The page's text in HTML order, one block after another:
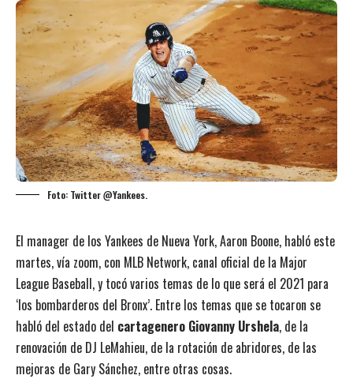
Foto: Twitter @Yankees.
El manager de los Yankees de Nueva York, Aaron Boone, habló este
martes, vía zoom, con MLB Network, canal oficial de la Major
League Baseball, y tocó varios temas de lo que será el 2021 para
‘los bombarderos del Bronx’. Entre los temas que se tocaron se
habló del estado del cartagenero Giovanny Urshela, de la
renovación de DJ LeMahieu, de la rotación de abridores, de las
mejoras de Gary Sánchez, entre otras cosas.